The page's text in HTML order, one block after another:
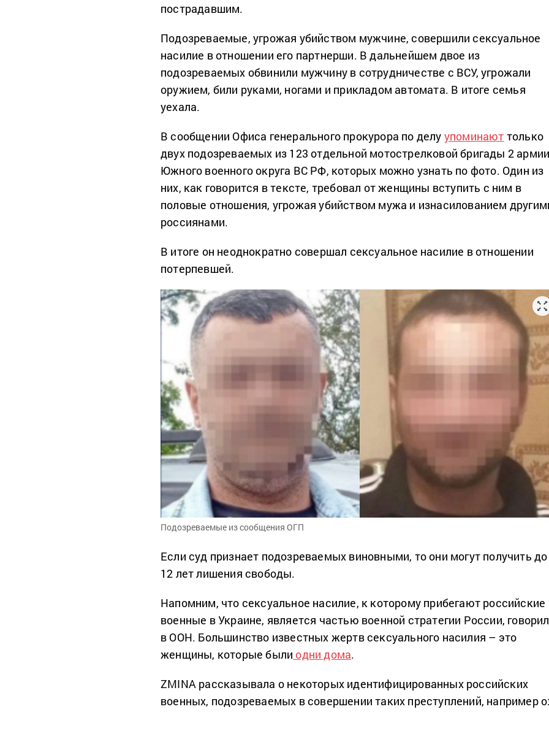
пострадавшим.
Подозреваемые, угрожая убийством мужчине, совершили сексуальное
насилие в отношении его партнерши. В дальнейшем двое из
подозреваемых обвинили мужчину в сотрудничестве с ВСУ, угрожали
оружием, били руками, ногами и прикладом автомата. В итоге семья
уехала.
В сообщении Офиса генерального прокурора по делу упоминают только
двух подозреваемых из 123 отдельной мотострелковой бригады 2
Южного военного округа ВС РФ, которых можно узнать по фото. Один из
них, как говорится в тексте, требовал от женщины вступить с ним в
половые отношения, угрожая убийством мужа и изнасилованием
россиянами.
В итоге он неоднократно совершал сексуальное насилие в отношении
потерпевшей.
Подозреваемые из сообщения ОГП
Если суд признает подозреваемых виновными, то они могут получить до
12 лет лишения свободы.
Напомним, что сексуальное насилие, к которому прибегают российские
военные в Украине, является частью военной стратегии России,
в ООН. Большинство известных жертв сексуального насилия – это
женщины, которые были одни дома.
ZMINA рассказывала о некоторых идентифицированных российских
военных, подозреваемых в совершении таких преступлений, например